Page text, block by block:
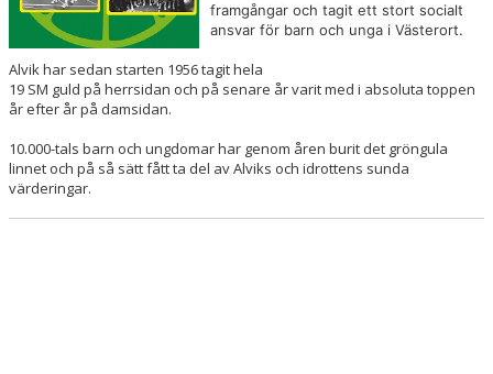
framgångar och tagit ett stort socialt
ansvar för barn och unga i Västerort.
Alvik har sedan starten 1956 tagit hela
19 SM guld på herrsidan och på senare år varit med i absoluta toppen
år efter år på damsidan.
10.000-tals barn och ungdomar har genom åren burit det gröngula
linnet och på så sätt fått ta del av Alviks och idrottens sunda
värderingar.